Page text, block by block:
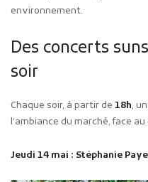
environnement.
Des concerts
soir
Chaque soir, à partir de 18h,
l’ambiance du marché, face
Jeudi 14 mai : Stéphanie